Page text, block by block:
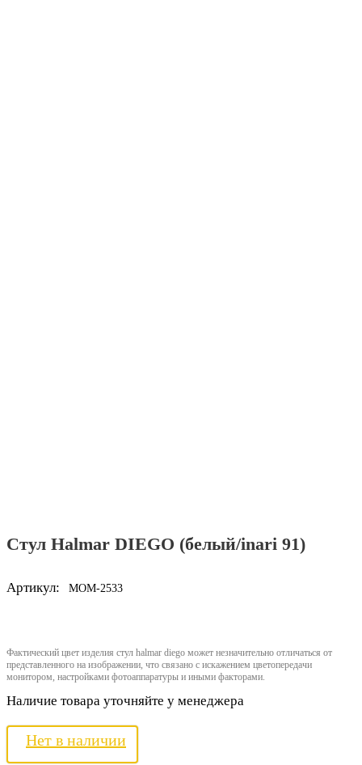
Стул Halmar DIEGO (белый/inari 91)
Артикул: MOM-2533
Фактический цвет изделия стул halmar diego может незначительно отличаться от
представленного на изображении, что связано с искажением цветопередачи
монитором, настройками фотоаппаратуры и иными факторами.
Наличие товара уточняйте у менеджера
Нет в наличии